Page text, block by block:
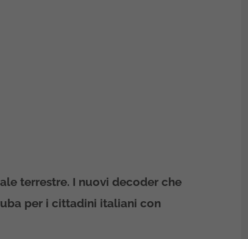
terrestre. I nuovi decoder che
per i cittadini italiani con